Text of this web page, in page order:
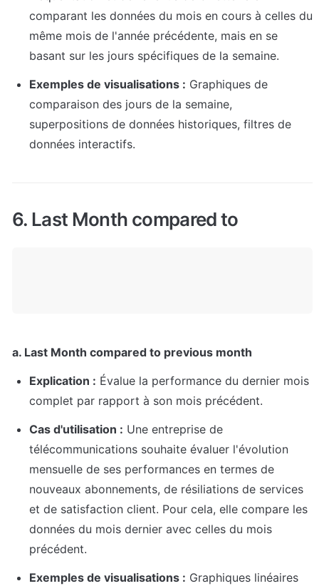
comparant les données du mois en cours à celles du
même mois de l'année précédente, mais en se
basant sur les jours spécifiques de la semaine.
Exemples de visualisations : Graphiques de
comparaison des jours de la semaine,
superpositions de données historiques, filtres de
données interactifs.
6. Last Month compared to
a. Last Month compared to previous month
Explication : Évalue la performance du dernier mois
complet par rapport à son mois précédent.
Cas d'utilisation : Une entreprise de
télécommunications souhaite évaluer l'évolution
mensuelle de ses performances en termes de
nouveaux abonnements, de résiliations de services
et de satisfaction client. Pour cela, elle compare les
données du mois dernier avec celles du mois
précédent.
Exemples de visualisations : Graphiques linéaires